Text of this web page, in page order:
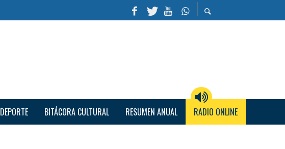
DEPORTE BITÁCORA CULTURAL RESUMEN ANUAL RADIO ONLINE